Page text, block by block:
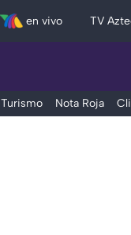
en vivo TV
Turismo Nota Roja